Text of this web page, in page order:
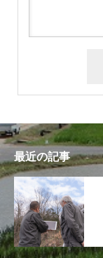
最近の記事